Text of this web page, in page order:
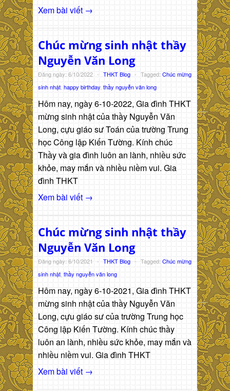
Xem bài viết →
Chúc mừng sinh nhật thầy
Nguyễn Văn Long
Đăng ngày: 6/10/2022 - THKT Blog - Tagged: Chúc mừng
sinh nhật happy birthday thầy nguyễn văn long
Hôm nay, ngày 6-10-2022, Gia đình THKT
mừng sinh nhật của thầy Nguyễn Văn
Long, cựu giáo sư Toán của trường Trung
học Công lập Kiến Tường. Kính chúc
Thầy và gia đình luôn an lành, nhiều sức
khỏe, may mắn và nhiều niềm vui. Gia
đình THKT
Xem bài viết →
Chúc mừng sinh nhật thầy
Nguyễn Văn Long
Đăng ngày: 6/10/2021 - THKT Blog - Tagged: Chúc mừng
sinh nhật thầy nguyễn văn long
Hôm nay, ngày 6-10-2021, Gia đình THKT
mừng sinh nhật của thầy Nguyễn Văn
Long, cựu giáo sư của trường Trung học
Công lập Kiến Tường. Kính chúc thầy
luôn an lành, nhiều sức khỏe, may mắn và
nhiều niềm vui. Gia đình THKT
Xem bài viết →